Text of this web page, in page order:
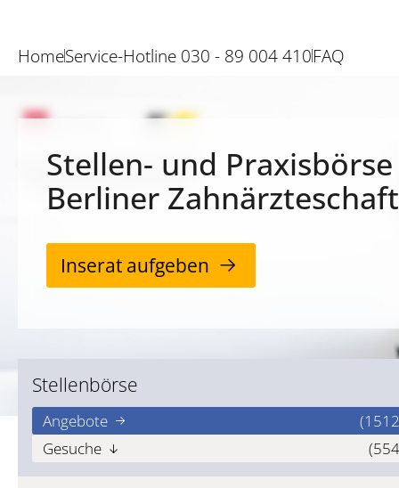
HomeService-Hotline 030 - 89 004 410FAQ
Stellen- und
Berliner Zahnärzteschaft
Inserat aufgeben
Stellenbörse
Angebote
Gesuche